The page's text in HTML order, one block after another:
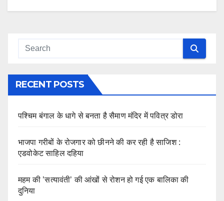
RECENT POSTS
पश्चिम बंगाल के धागे से बनता है सैमाण मंदिर में पवित्र डोरा
भाजपा गरीबों के रोजगार को छीनने की कर रही है साजिश :
एडवोकेट साहिल दहिया
महम की ’सत्यावंती’ की आंखों से रोशन हो गई एक बालिका की
दुनिया